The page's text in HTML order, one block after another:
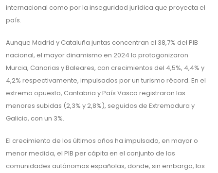
internacional como por la inseguridad jurídica que proyecta el
país.
Aunque Madrid y Cataluña juntas concentran el 38,7% del PIB
nacional, el mayor dinamismo en 2024 lo protagonizaron
Murcia, Canarias y Baleares, con crecimientos del 4,5%, 4,4% y
4,2% respectivamente, impulsados por un turismo récord. En el
extremo opuesto, Cantabria y País Vasco registraron las
menores subidas (2,3% y 2,8%), seguidos de Extremadura y
Galicia, con un 3%.
El crecimiento de los últimos años ha impulsado, en mayor o
menor medida, el PIB per cápita en el conjunto de las
comunidades autónomas españolas, donde, sin embargo, los